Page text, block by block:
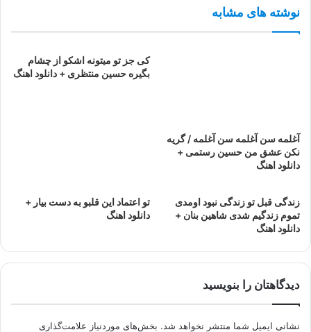
نوشته های مشابه
آغلمه سن آغلمه سن آغلمه / گریه
نکن عشق من حسین رستمی +
دانلود اهنگ
کی جز تو میتونه اشکو از چشام
بگیره حسین منتظری + دانلود اهنگ
زندگى قبل تو زندگى نبود اومدى
تموم زندگيم شدی شاهین بنان +
دانلود اهنگ
تو اعتماد این قلبو به دست بیار +
دانلود اهنگ
دیدگاهتان را بنویسید
نشانی ایمیل شما منتشر نخواهد شد. بخش‌های موردنیاز علامت‌گذاری